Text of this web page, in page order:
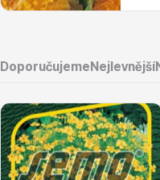
Vodní rostliny
DoporučujemeNejlevnější